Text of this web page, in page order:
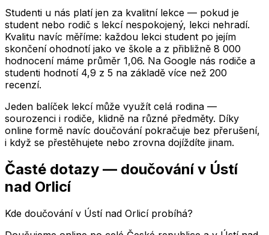
Studenti u nás platí jen za kvalitní lekce — pokud je
student nebo rodič s lekcí nespokojený, lekci nehradí.
Kvalitu navíc měříme: každou lekci student po jejím
skončení ohodnotí jako ve škole a z přibližně 8 000
hodnocení máme průměr 1,06. Na Google nás rodiče a
studenti hodnotí 4,9 z 5 na základě více než 200
recenzí.
Jeden balíček lekcí může využít celá rodina —
sourozenci i rodiče, klidně na různé předměty. Díky
online formě navíc doučování pokračuje bez přerušení,
i když se přestěhujete nebo zrovna dojíždíte jinam.
Časté dotazy — doučovánív Ústí
nad Orlicí
Kde doučování v Ústí nad Orlicí probíhá?